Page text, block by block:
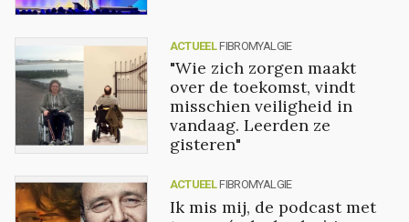
ACTUEEL FIBROMYALGIE
"Wie zich zorgen maakt
over de toekomst, vindt
misschien veiligheid in
vandaag. Leerden ze
gisteren"
ACTUEEL FIBROMYALGIE
Ik mis mij, de podcast met